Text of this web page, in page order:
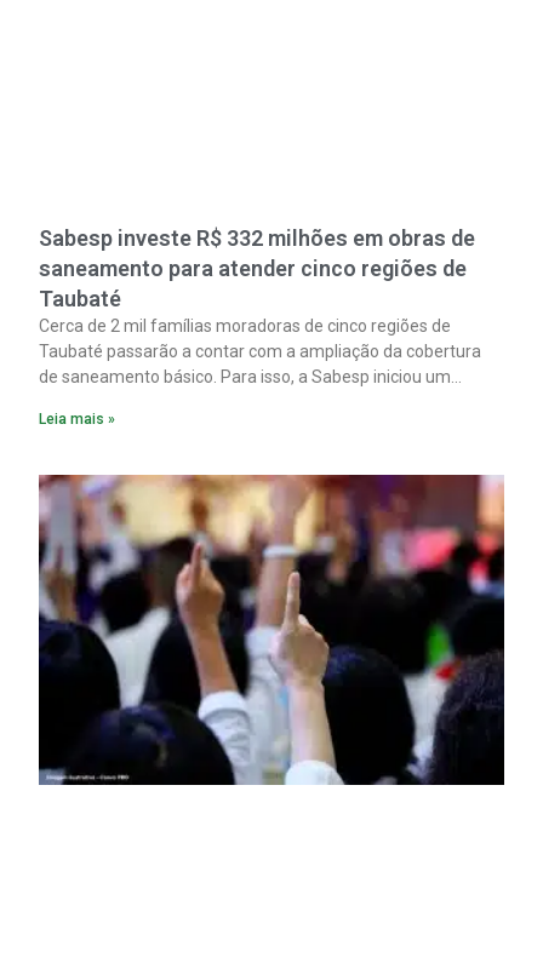
Sabesp investe R$ 332 milhões em obras de
saneamento para atender cinco regiões de
Taubaté
Cerca de 2 mil famílias moradoras de cinco regiões de
Taubaté passarão a contar com a ampliação da cobertura
de saneamento básico. Para isso, a Sabesp iniciou um
milhões.
Leia mais »